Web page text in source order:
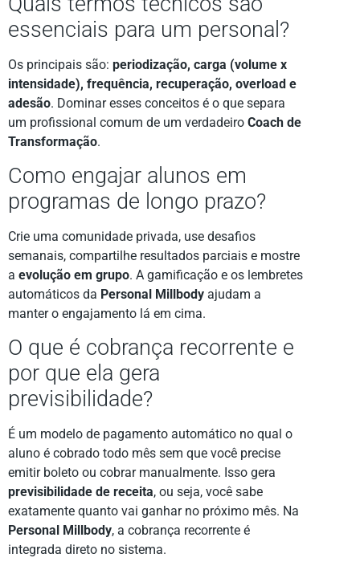
essenciais para um personal?
Os principais são: periodização, carga (volume x
intensidade), frequência, recuperação, overload e
adesão. Dominar esses conceitos é o que separa
um profissional comum de um verdadeiro Coach de
Transformação.
Como engajar alunos em
programas de longo prazo?
Crie uma comunidade privada, use desafios
semanais, compartilhe resultados parciais e mostre
a evolução em grupo. A gamificação e os lembretes
automáticos da Personal Millbody ajudam a
manter o engajamento lá em cima.
O que é cobrança recorrente e
por que ela gera
previsibilidade?
É um modelo de pagamento automático no qual o
aluno é cobrado todo mês sem que você precise
emitir boleto ou cobrar manualmente. Isso gera
previsibilidade de receita, ou seja, você sabe
exatamente quanto vai ganhar no próximo mês. Na
Personal Millbody, a cobrança recorrente é
integrada direto no sistema.